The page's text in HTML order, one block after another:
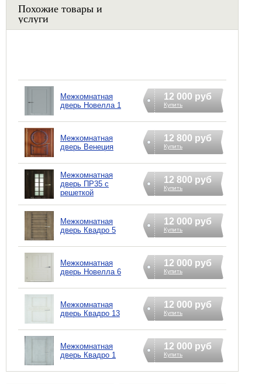
Похожие товары и
услуги
Межкомнатная
дверь Новелла 1
12 000 руб
Купить
Межкомнатная
дверь Венеция
12 800 руб
Купить
Межкомнатная
дверь ПР35 с
решеткой
12 800 руб
Купить
Межкомнатная
дверь Квадро 5
12 000 руб
Купить
Межкомнатная
дверь Новелла 6
12 000 руб
Купить
Межкомнатная
дверь Квадро 13
12 000 руб
Купить
Межкомнатная
дверь Квадро 1
12 000 руб
Купить